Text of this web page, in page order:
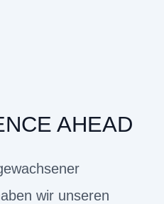
AHEAD
wir unseren